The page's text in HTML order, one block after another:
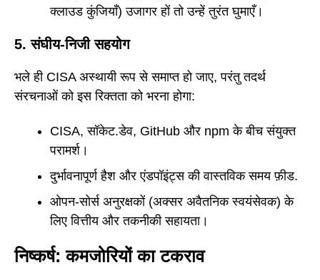
क्लाउड कुंजियाँ) उजागर हों तो उन्हें तुरंत घुमाएँ।
5. संघीय-निजी सहयोग
भले ही CISA अस्थायी रूप से समाप्त हो जाए, परंतु तदर्थ
संरचनाओं को इस रिक्तता को भरना होगा:
CISA, सॉकेट.डेव, GitHub और npm के बीच संयुक्त
परामर्श।
दुर्भावनापूर्ण हैश और एंडपॉइंट्स की वास्तविक समय फ़ीड.
ओपन-सोर्स अनुरक्षकों (अक्सर अवैतनिक स्वयंसेवक) के
लिए वित्तीय और तकनीकी सहायता।
निष्कर्ष: कमजोरियों का टकराव